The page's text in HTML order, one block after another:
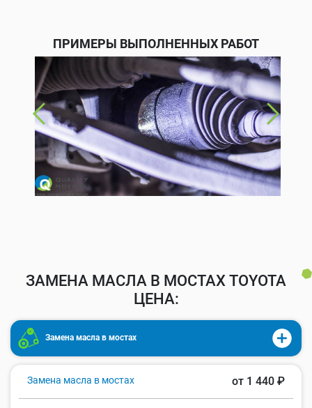
ПРИМЕРЫ ВЫПОЛНЕННЫХ РАБОТ
ЗАМЕНА МАСЛА В МОСТАХ TOYOTA
ЦЕНА:
Замена масла в мостах
Замена масла в мостах от 1 440 ₽